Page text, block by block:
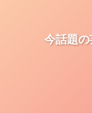
今話題